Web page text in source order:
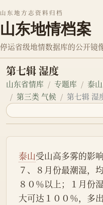
山东地方志资料归档
山东地情档案
停运省级地情数据库的公开镜
第七辑 湿度
山东省情库 专题库 泰
第三类 气候
第七辑 湿
泰山受山高多雾的影
７、８月份最潮湿，
８０％以上；１月份
大可达１００％，多